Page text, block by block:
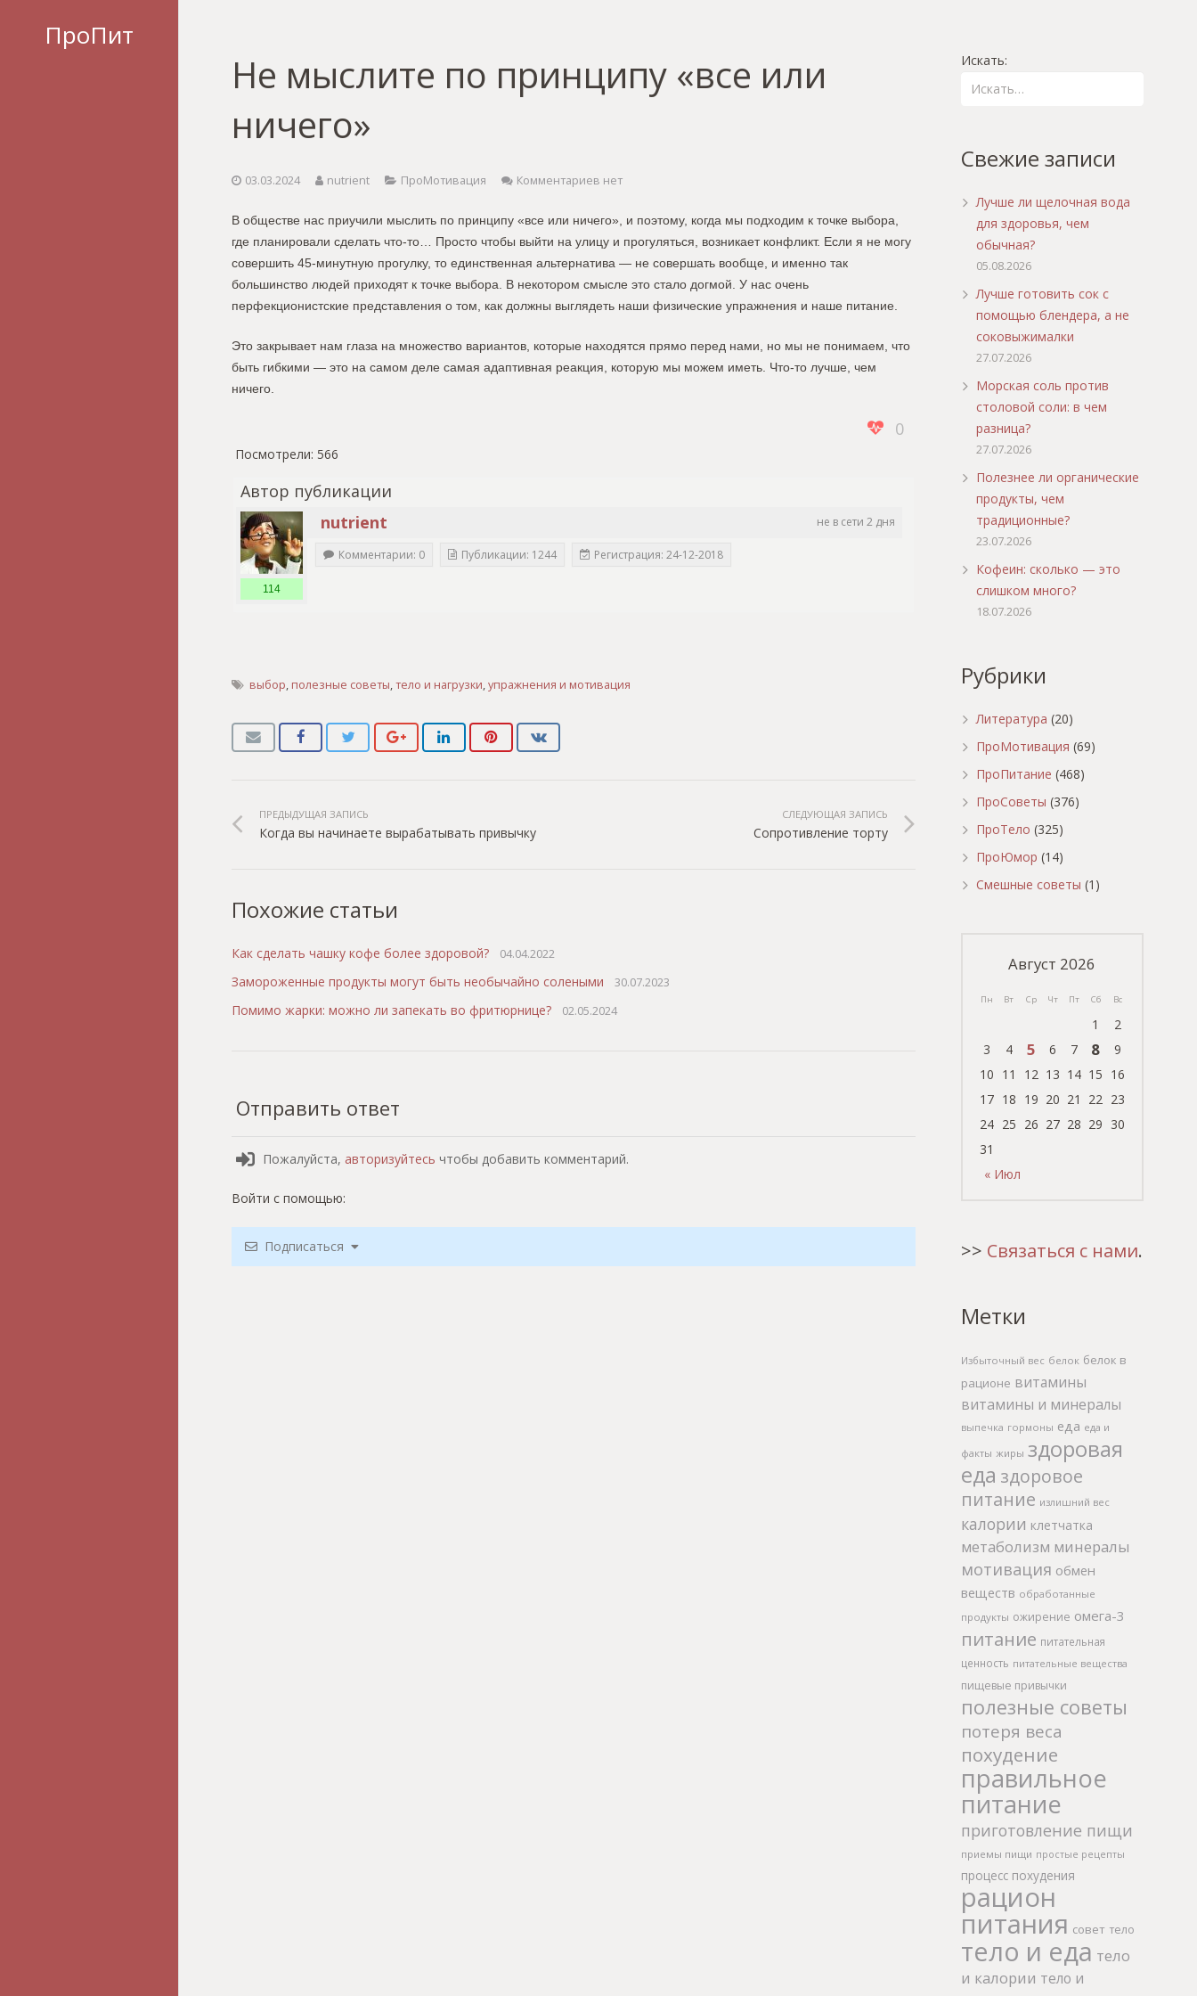
ПроПит
Не мыслите по принципу «все или
ничего»
03.03.2024 nutrient ПроМотивация Комментариев нет
В обществе нас приучили мыслить по принципу «все или ничего», и поэтому, когда мы подходим к точке выбора,
где планировали сделать что-то… Просто чтобы выйти на улицу и прогуляться, возникает конфликт. Если я не могу
совершить 45-минутную прогулку, то единственная альтернатива — не совершать вообще, и именно так
большинство людей приходят к точке выбора. В некотором смысле это стало догмой. У нас очень
перфекционистские представления о том, как должны выглядеть наши физические упражнения и наше питание.
Это закрывает нам глаза на множество вариантов, которые находятся прямо перед нами, но мы не понимаем, что
быть гибкими — это на самом деле самая адаптивная реакция, которую мы можем иметь. Что-то лучше, чем
ничего.
0
Посмотрели: 566
Автор публикации
не в сети 2 дня
nutrient
114
Комментарии: 0 Публикации: 1244 Регистрация: 24-12-2018
выбор, полезные советы,тело и нагрузки,упражнения и мотивация
ПРЕДЫДУЩАЯ ЗАПИСЬ
Когда вы начинаете вырабатывать привычку
СЛЕДУЮЩАЯ ЗАПИСЬ
Сопротивление торту
Похожие статьи
Как сделать чашку кофе более здоровой? 04.04.2022
Замороженные продукты могут быть необычайно солеными 30.07.2023
Помимо жарки: можно ли запекать во фритюрнице? 02.05.2024
Отправить ответ
Пожалуйста, авторизуйтесь чтобы добавить комментарий.
Войти с помощью:
Подписаться
Искать:
Свежие записи
Лучше ли щелочная вода
для здоровья, чем
обычная?
05.08.2026
Лучше готовить сок с
помощью блендера, а не
соковыжималки
27.07.2026
Морская соль против
столовой соли: в чем
разница?
27.07.2026
Полезнее ли органические
продукты, чем
традиционные?
23.07.2026
Кофеин: сколько — это
слишком много?
18.07.2026
Рубрики
Литература (20)
ПроМотивация (69)
ПроПитание (468)
ПроСоветы (376)
ПроТело (325)
ПроЮмор (14)
Смешные советы (1)
Август 2026
Пн Вт Ср Чт Пт Сб Вс
« Июл
1
2
3
4 5 6 7 8
9
10 11 12 13 14 15 16
17 18 19 20 21 22 23
24 25 26 27 28 29 30
31
>> Связаться с нами.
Метки
Избыточный вес белок белок в
рационе витамины
витамины и минералы
выпечка гормоны еда еда и
факты жиры здоровая
еда здоровое
питание излишний вес
калории клетчатка
метаболизм минералы
мотивация обмен
веществ обработанные
продукты ожирение омега-3
питание питательная
ценность питательные вещества
пищевые привычки
полезные советы
потеря веса
похудение
правильное
питание
приготовление пищи
приемы пищи простые рецепты
процесс похудения
рацион
питания совет тело
тело и еда тело
и калории тело и